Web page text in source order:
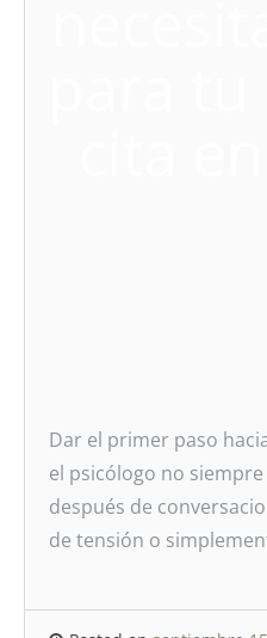
Dar el primer paso
el psicólogo no
después de
de tensión o